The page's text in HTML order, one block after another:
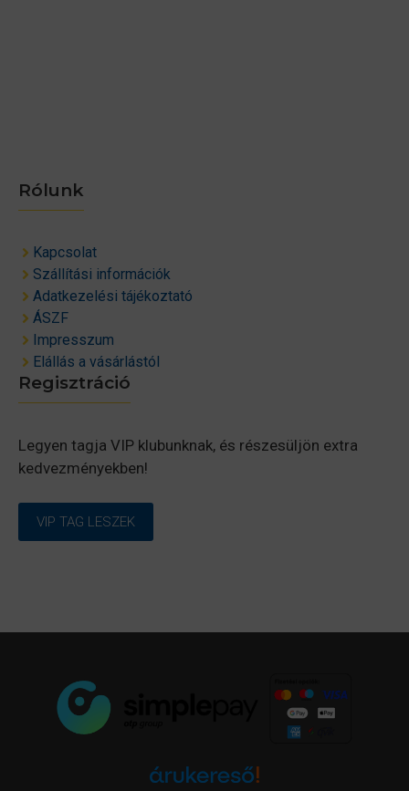
Rólunk
Kapcsolat
Szállítási információk
Adatkezelési tájékoztató
ÁSZF
Impresszum
Elállás a vásárlástól
Regisztráció
Legyen tagja VIP klubunknak, és részesüljön extra
kedvezményekben!
VIP TAG LESZEK